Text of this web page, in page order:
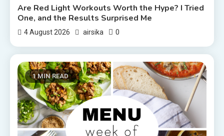
Are Red Light Workouts Worth the Hype? I Tried
One, and the Results Surprised Me
4 August 2026 airsika 0
1 MIN READ